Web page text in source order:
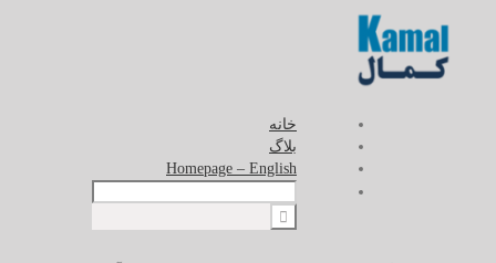
خانه
بلاگ
Homepage – English